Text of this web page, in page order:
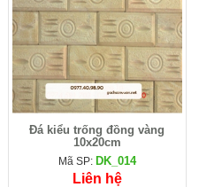
Đá kiểu trống đồng vàng
10x20cm
Mã SP: DK_014
Liên hệ